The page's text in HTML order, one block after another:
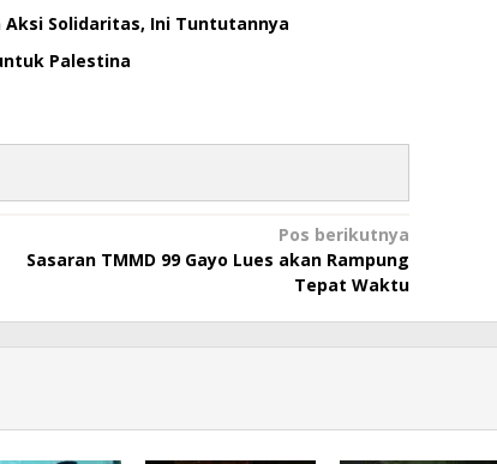
Solidaritas, Ini Tuntutannya
Palestina
Pos berikutnya
Sasaran TMMD 99 Gayo Lues akan Rampung
Tepat Waktu